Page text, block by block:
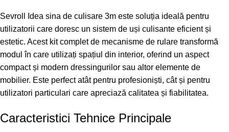
Sevroll Idea sina de culisare 3m este soluția ideală pentru
utilizatorii care doresc un sistem de uși culisante eficient și
estetic. Acest kit complet de mecanisme de rulare transformă
modul în care utilizați spațiul din interior, oferind un aspect
compact și modern dressingurilor sau altor elemente de
mobilier. Este perfect atât pentru profesioniști, cât și pentru
utilizatori particulari care apreciază calitatea și fiabilitatea.
Caracteristici Tehnice Principale